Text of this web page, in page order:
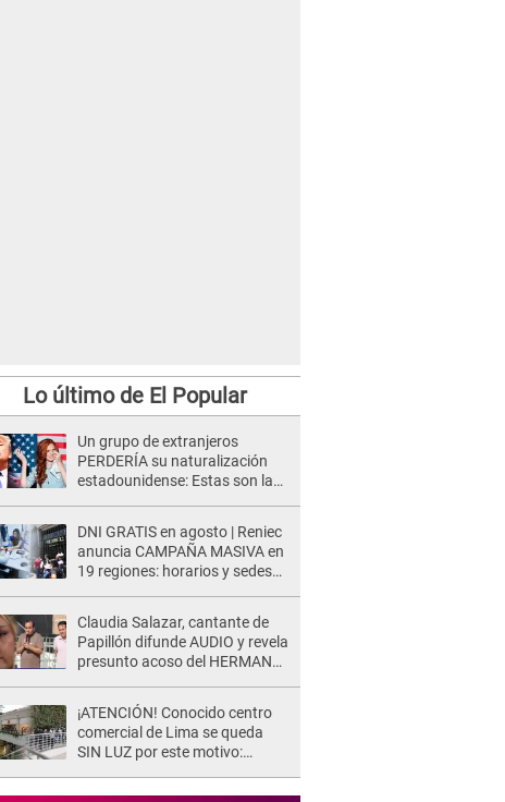
Lo último de El Popular
Un grupo de extranjeros
PERDERÍA su naturalización
estadounidense: Estas son las
DNI GRATIS en agosto | Reniec
anuncia CAMPAÑA MASIVA en
19 regiones: horarios y sedes
Claudia Salazar, cantante de
Papillón difunde AUDIO y revela
presunto acoso del HERMANO
Luz: "Me quedé asustada, en
shock"
¡ATENCIÓN! Conocido centro
comercial de Lima se queda
SIN LUZ por este motivo: